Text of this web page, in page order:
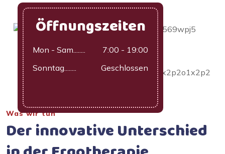
Öffnungszeiten
Mon - Sam........
7:00 - 19:00
Sonntag........
Geschlossen
Was wir tun
Der innovative Unterschied